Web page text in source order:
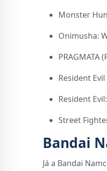
Monster
Onimusha:
PRAGMATA
Resident Evil
Resident
Street
Bandai
Já a Bandai